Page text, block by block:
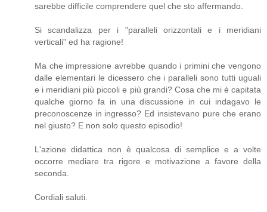
sarebbe difficile comprendere quel che sto affermando.
Si scandalizza per i "paralleli orizzontali e i meridiani
verticali" ed ha ragione!
Ma che impressione avrebbe quando i primini che vengono
dalle elementari le dicessero che i paralleli sono tutti uguali
e i meridiani più piccoli e più grandi? Cosa che mi è capitata
qualche giorno fa in una discussione in cui indagavo le
preconoscenze in ingresso? Ed insistevano pure che erano
nel giusto? E non solo questo episodio!
L'azione didattica non è qualcosa di semplice e a volte
occorre mediare tra rigore e motivazione a favore della
seconda.
Cordiali saluti.